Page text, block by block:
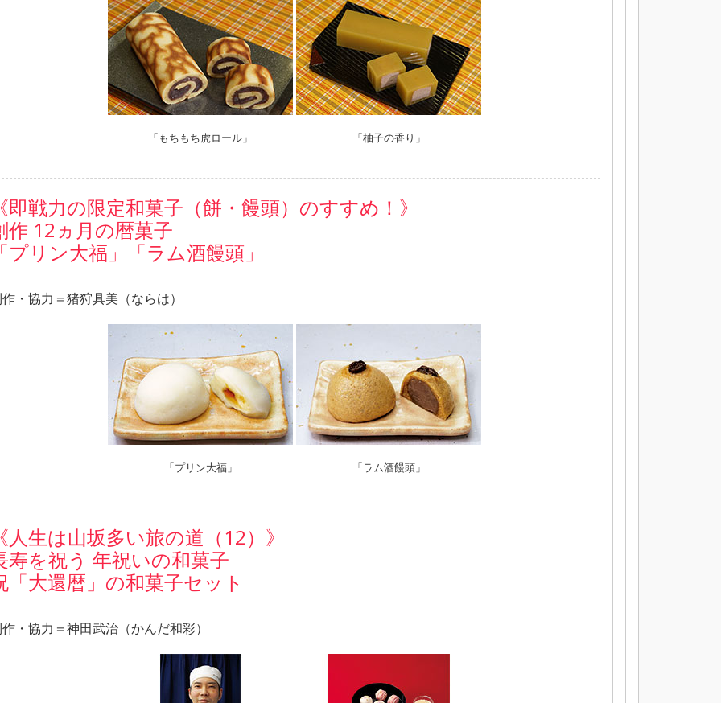
「もちもち虎ロール」 「柚子の香り」
即戦力の限定和菓子（餅・饅頭）のすすめ！》
作 12ヵ月の暦菓子
プリン大福」「ラム酒饅頭」
・協力＝猪狩具美（ならは）
「プリン大福」 「ラム酒饅頭」
人生は山坂多い旅の道（12）》
寿を祝う 年祝いの和菓子
「大還暦」の和菓子セット
・協力＝神田武治（かんだ和彩）